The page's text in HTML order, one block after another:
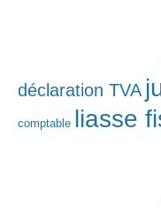
déclaration TVA
comptable liasse